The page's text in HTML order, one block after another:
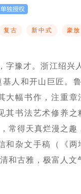
复古 新中式 豪放
字豫才。浙江绍
人和开山巨匠。
大幅书作，注重
其书法艺术修养
常得天真烂漫之趣
和杂文手稿（《
和古雅，极富人文